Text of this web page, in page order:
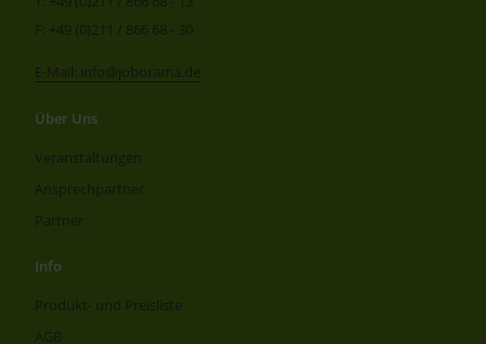
F: +49 (0)211 / 866 68 - 30
E-Mail: info@joborama.de
Über Uns
Veranstaltungen
Ansprechpartner
Partner
Info
Produkt- und Preisliste
AGB